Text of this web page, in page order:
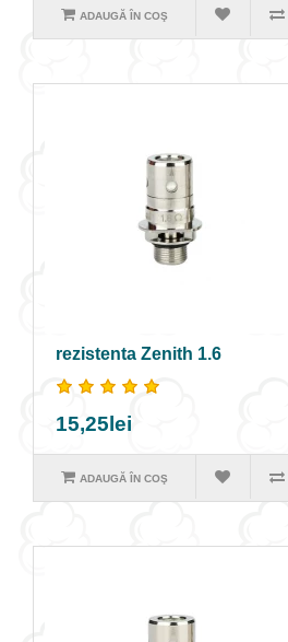
ADAUGĂ ÎN COŞ
rezistenta Zenith 1.6
15,25lei
ADAUGĂ ÎN COŞ